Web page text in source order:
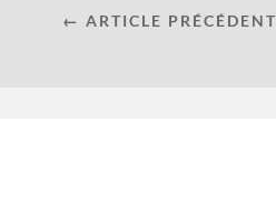
← ARTICLE PRÉCÉDENT